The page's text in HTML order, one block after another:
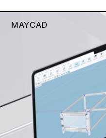
MAYCAD